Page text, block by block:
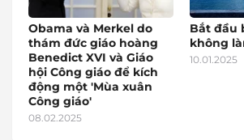
Obama và Merkel do
thám đức giáo hoàng
Benedict XVI và Giáo
hội Công giáo để kích
động một 'Mùa xuân
Công giáo'
08.02.2025
Bắt đầu
không
10.01.2025